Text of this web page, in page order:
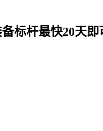
标杆最快20天即